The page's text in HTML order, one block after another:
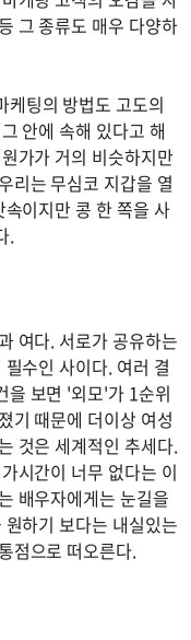
그 종류도 매우 다양하
케팅의 방법도 고도의
안에 속해 있다고 해
가가 거의 비슷하지만
리는 무심코 지갑을 열
이지만 콩 한 쪽을 사
.
여다. 서로가 공유하는
수인 사이다. 여러 결
을 보면 '외모'가 1순위
기 때문에 더이상 여성
것은 세계적인 추세다.
시간이 너무 없다는 이
배우자에게는 눈길을
하기 보다는 내실있는
점으로 떠오른다.